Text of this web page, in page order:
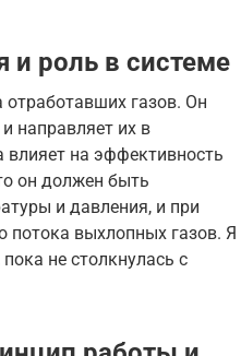
роль в системе
газов. Он
направляет их в
влияет на эффективность
он должен быть
и давления, и при
потока выхлопных газов. Я
не столкнулась с